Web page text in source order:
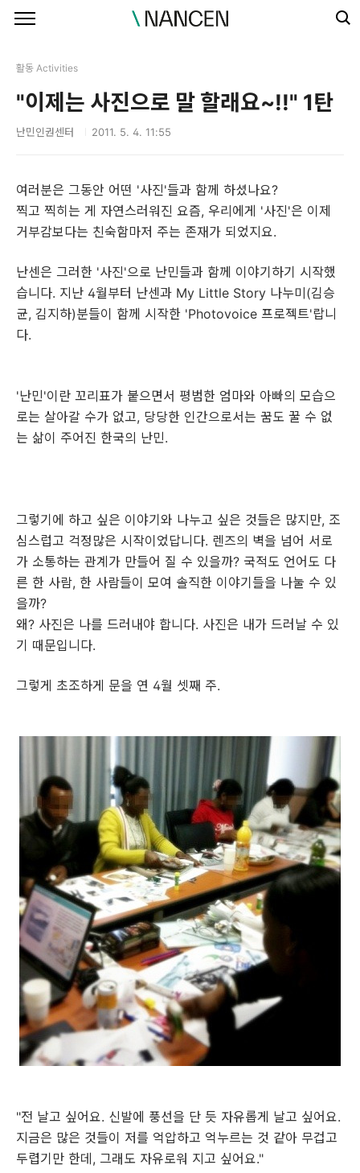
활동 Activities
"이제는 사진으로 말 할래요~!!" 1탄
난민인권센터 2011. 5. 4. 11:55
여러분은 그동안 어떤 '사진'들과 함께 하셨나요?
찍고 찍히는 게 자연스러워진 요즘, 우리에게 '사진'은 이제
거부감보다는 친숙함마저 주는 존재가 되었지요.
난센은 그러한 '사진'으로 난민들과 함께 이야기하기 시작했
습니다. 지난 4월부터 난센과 My Little Story 나누미(김승
균, 김지하)분들이 함께 시작한 'Photovoice 프로젝트'랍니
다.
'난민'이란 꼬리표가 붙으면서 평범한 엄마와 아빠의 모습으
로는 살아갈 수가 없고, 당당한 인간으로서는 꿈도 꿀 수 없
는 삶이 주어진 한국의 난민.
그렇기에 하고 싶은 이야기와 나누고 싶은 것들은 많지만, 조
심스럽고 걱정많은 시작이었답니다. 렌즈의 벽을 넘어 서로
가 소통하는 관계가 만들어 질 수 있을까? 국적도 언어도 다
른 한 사람, 한 사람들이 모여 솔직한 이야기들을 나눌 수 있
을까?
왜? 사진은 나를 드러내야 합니다. 사진은 내가 드러날 수 있
기 때문입니다.
그렇게 초조하게 문을 연 4월 셋째 주.
"전 날고 싶어요. 신발에 풍선을 단 듯 자유롭게 날고 싶어요.
지금은 많은 것들이 저를 억압하고 억누르는 것 같아 무겁고
두렵기만 한데, 그래도 자유로워 지고 싶어요."